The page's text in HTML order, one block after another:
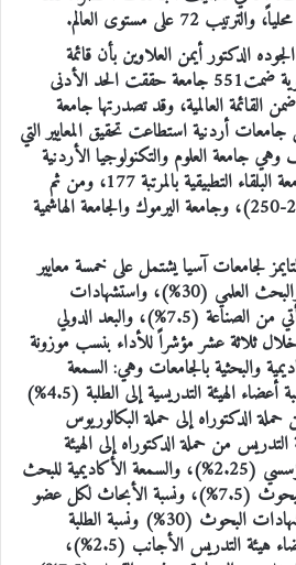
72 على مستوى العالم.
الدكتور أيمن العلاوين بأن قائمة
تصنيف التايمز للجامعات الآسيوية ضمت551 جامعة حققت الحد الأدنى
العالمية، وقد تصدرتها جامعة
أردنية استطاعت تحقيق المعايير التي
وهي جامعة العلوم والتكنولوجيا الأردنية
وجاءت بالمرتبة 68، وتلتها جامعة البلقاء التطبيقية بالمرتبة 177، ومن ثم
الجامعة الأردنية في الفئة (201-250)، وجامعة اليرموك والجامعة الهاشمية
لجامعات آسيا يشتمل على خمسة معايير
موزونة هي: التعليم (25%)، والبحث العلمي (30%)، واستشهادات
البحوث (30%) والدخل المتأتي من الصناعة (7.5%)، والبعد الدولي
خلال ثلاثة عشر مؤشراً للأداء بنسب موزونة
والبحثية بالجامعات وهي: السمعة
الأكاديمية للتعليم (10%) ونسبة أعضاء الهيئة التدريسية إلى الطلبة (4.5%)
الدكتوراه إلى حملة البكالوريوس
التدريس من حملة الدكتوراه إلى الهيئة
التدريسية (6%)، والدخل المؤسسي (2.25%)، والسمعة الأكاديمية للبحث
العلمي (15%)، والعائد من البحوث (7.5%)، ونسبة الأبحاث لكل عضو
هيئة تدريس (7.5%)، واستشهادات البحوث (30%) ونسبة الطلبة
الأجانب (2.5%)، ونسبة أعضاء هيئة التدريس الأجانب (2.5%)،